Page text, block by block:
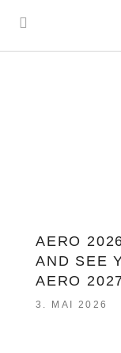
AERO
AND SEE
AERO
3. MAI 2026